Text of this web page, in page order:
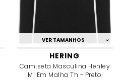
VER TAMANHOS
HERING
Camiseta Masculina Henley
Ml Em Malha Th - Preto